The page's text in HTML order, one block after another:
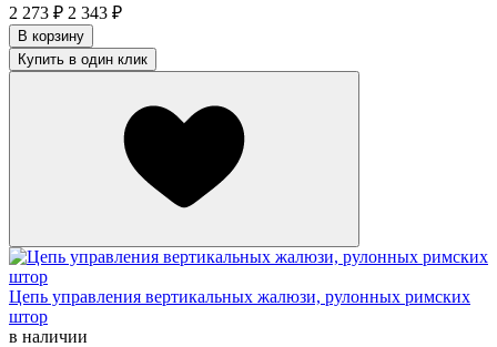
2 273 ₽ 2 343 ₽
В корзину
Купить в один клик
Цепь управления вертикальных жалюзи, рулонных римских
штор
в наличии